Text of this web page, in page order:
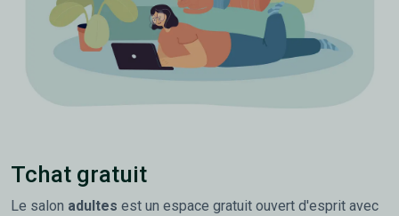
Tchat gratuit
Le salon adultes est un espace gratuit ouvert d'esprit avec